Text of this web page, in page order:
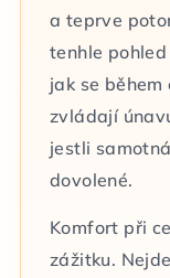
a teprve
tenhle
jak se
zvládají
jestli
dovolené.
Komfort při
zážitku.